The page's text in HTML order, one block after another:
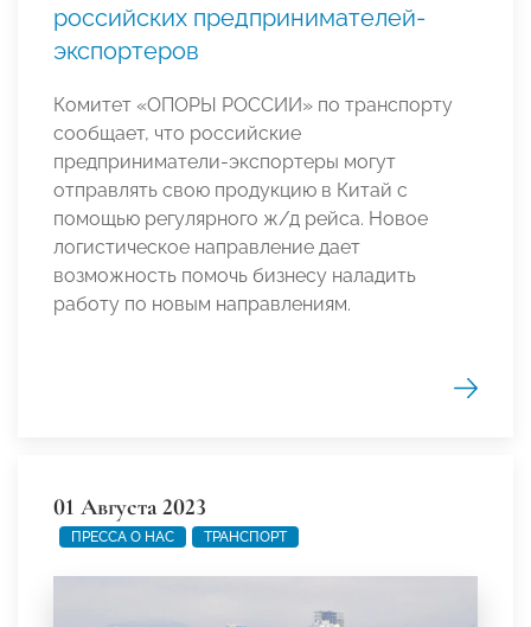
российских предпринимателей-
экспортеров
Комитет «ОПОРЫ РОССИИ» по транспорту
сообщает, что российские
предприниматели-экспортеры могут
отправлять свою продукцию в Китай с
помощью регулярного ж/д рейса. Новое
логистическое направление дает
возможность помочь бизнесу наладить
работу по новым направлениям.
01 Августа 2023
ПРЕССА О НАС ТРАНСПОРТ